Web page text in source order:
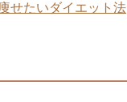
せたいダイエット法